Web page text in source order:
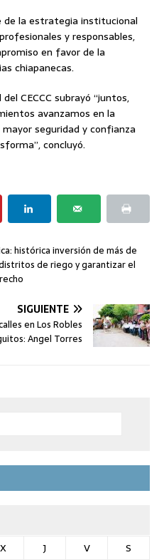
la estrategia institucional
y responsables,
en favor de la
chiapanecas.
CECCC subrayó “juntos,
avanzamos en la
seguridad y confianza
concluyó.
histórica inversión de más de
de riego y garantizar el
SIGUIENTE
en Los Robles
Angel Torres
X J V
S